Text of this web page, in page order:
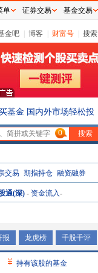
金吧 博客 财富号 搜索
基金 国内外市场轻松投
0
交易 期指持仓 融资融券
通(深) - 资金流入-
报 龙虎榜 千股千评
持有该股的基金
单 证券交易 基金交易